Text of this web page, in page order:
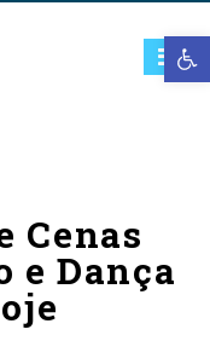
Cenas
e Dança